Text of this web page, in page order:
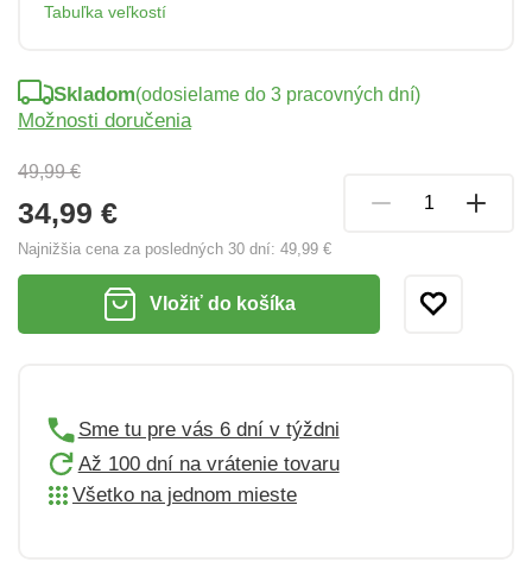
Tabuľka veľkostí
49,99 €
34,99 €
Najnižšia cena za posledných 30 dní: 49,99 €
Skladom(odosielame do 3 pracovných dní)
Možnosti doručenia
Vložiť do košíka
Sme tu pre vás 6 dní v týždni
Až 100 dní na vrátenie tovaru
Všetko na jednom mieste